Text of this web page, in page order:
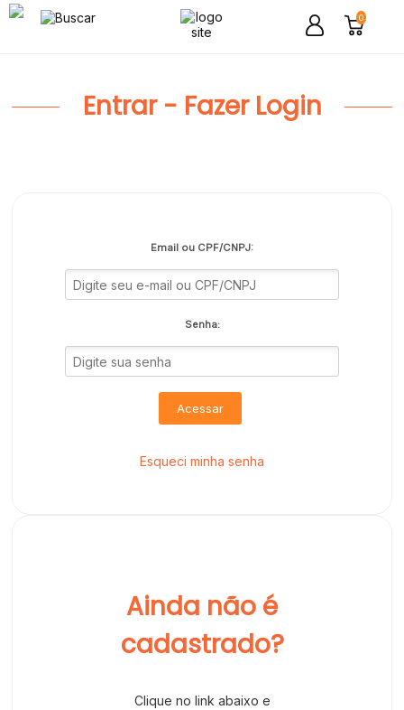
0
Entrar - Fazer Login
Email ou CPF/CNPJ:
Senha:
Acessar
Esqueci minha senha
Ainda não é
cadastrado?
Clique no link abaixo e